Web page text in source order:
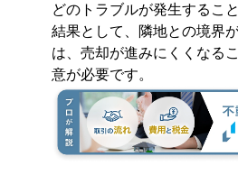
どのトラブルが発生するこ
結果として、隣地との境界
は、売却が進みにくくなる
意が必要です。